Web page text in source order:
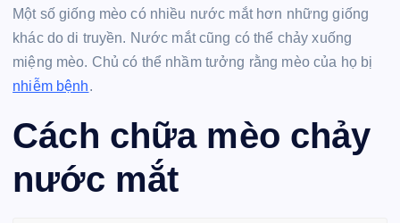
Một số giống mèo có nhiều nước mắt hơn những giống
khác do di truyền. Nước mắt cũng có thể chảy xuống
miệng mèo. Chủ có thể nhầm tưởng rằng mèo của họ bị
nhiễm bệnh.
Cách chữa mèo chảy
nước mắt